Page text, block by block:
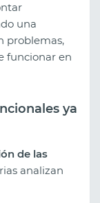
una
problemas,
funcionar en
ya
de las
analizan